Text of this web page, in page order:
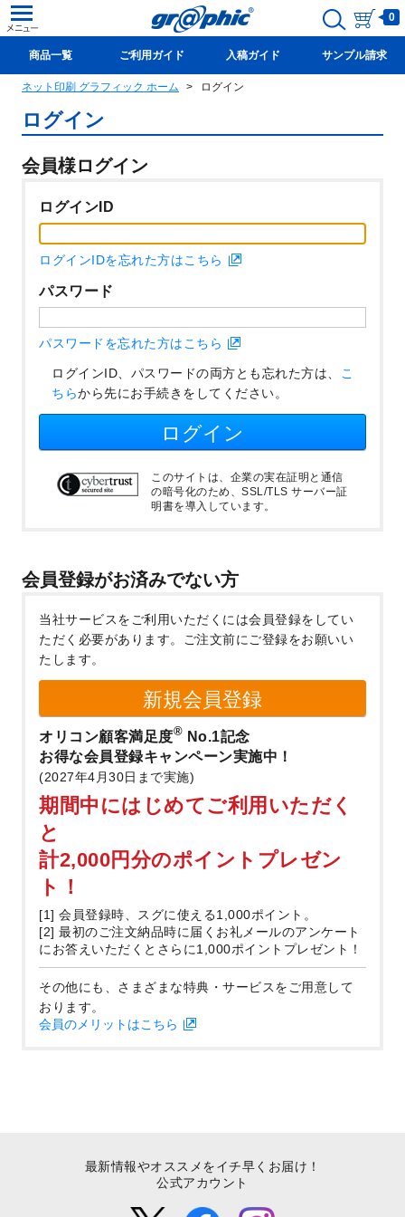
0
商品一覧 ご利用ガイド 入稿ガイド サンプル請求
新規会員登録(無料)
ネット印刷 グラフィック ホーム ログイン
ログイン
会員様ログイン
ログインID
ログインIDを忘れた方はこちら
パスワード
パスワードを忘れた方はこちら
ログインID、パスワードの両方とも忘れた方は、 こ
ちらから先にお手続きをしてください。
ログイン
このサイトは、企業の実在証明と通信
の暗号化のため、SSL/TLS サーバー証
明書を導入しています。
会員登録がお済みでない方
当社サービスをご利用いただくには会員登録をしてい
ただく必要があります。
ご注文前にご登録をお願いい
たします。
新規会員登録
オリコン顧客満足度® No.1記念
お得な会員登録キャンペーン実施中！
(2027年4月30日まで実施)
期間中にはじめてご利用いただく
と
計2,000円分のポイントプレゼン
ト！
[1] 会員登録時、スグに使える1,000ポイント。
[2] 最初のご注文納品時に届くお礼メールのアンケート
にお答えいただくとさらに1,000ポイントプレゼント！
その他にも、さまざまな特典・サービスをご用意して
おります。
会員のメリットはこちら
最新情報やオススメをイチ早くお届け！
公式アカウント